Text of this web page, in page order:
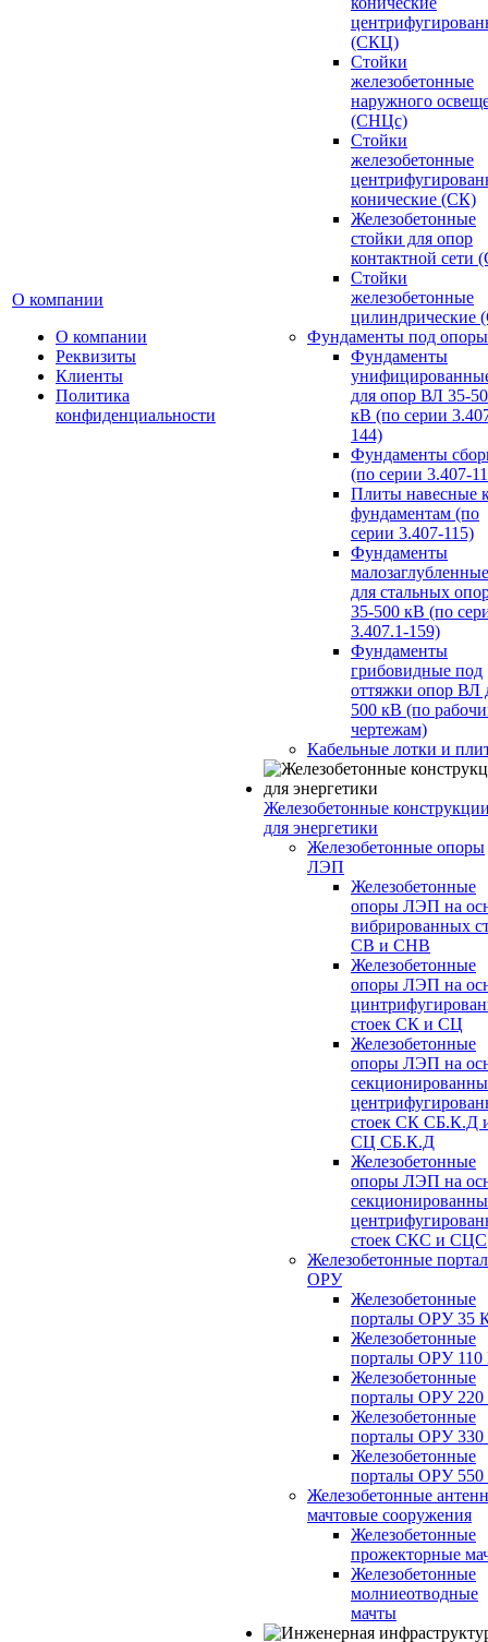
О компании
О компании
Реквизиты
Клиенты
Политика
конфиденциальности
(СКЦ)
Стойки
железобетонные
наружного
(СНЦс)
Стойки
железобетонные
конические (СК)
Железобетонные
стойки для опор
контактной сети
Стойки
железобетонные
цилиндрические
Фундаменты под опоры
Фундаменты
для опор ВЛ 35-
кВ (по серии
144)
Фундаменты
(по серии 3.407-
Плиты навесные
фундаментам (по
серии 3.407-115)
Фундаменты
малозаглубленные
для стальных
35-500 кВ (по
3.407.1-159)
Фундаменты
грибовидные под
оттяжки опор ВЛ
500 кВ (по
чертежам)
Кабельные лотки и
Железобетонные
для энергетики
Железобетонные опоры
ЛЭП
Железобетонные
опоры ЛЭП на
вибрированных
СВ и СНВ
Железобетонные
опоры ЛЭП на
стоек СК и СЦ
Железобетонные
опоры ЛЭП на
стоек СК СБ.К.Д
СЦ СБ.К.Д
Железобетонные
опоры ЛЭП на
стоек СКС и СЦС
Железобетонные
ОРУ
Железобетонные
порталы ОРУ 35
Железобетонные
порталы ОРУ
Железобетонные
порталы ОРУ
Железобетонные
порталы ОРУ
Железобетонные
порталы ОРУ
Железобетонные
мачтовые сооружения
Железобетонные
прожекторные
Железобетонные
молниеотводные
мачты